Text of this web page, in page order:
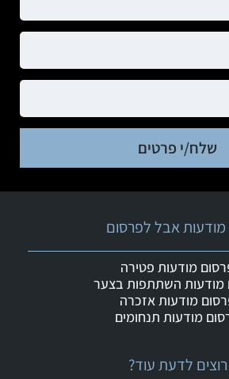
שלח/י פרטים
רוצים לדעת עוד?
מודעות אבל לפרסום
מודעות פטירה
מודעות השתתפות בצער
מודעות אזכרה
מודעות תנחומים